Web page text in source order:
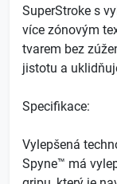
SuperStroke s
více zónovým
tvarem bez
jistotu a
Specifikace:
Vylepšená
Spyne™ má